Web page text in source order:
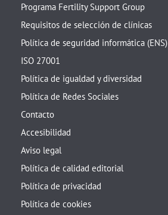
Programa Fertility Support Group
Requisitos de selección de clínicas
Política de seguridad informática (ENS)
ISO 27001
Política de igualdad y diversidad
Política de Redes Sociales
Contacto
Accesibilidad
Aviso legal
Política de calidad editorial
Política de privacidad
Política de cookies